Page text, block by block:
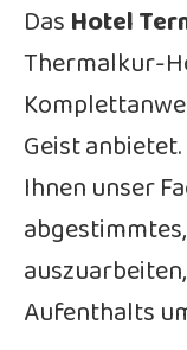
DasHotel
Thermalkur-
Geist
Ihnen unser
Aufenthalts